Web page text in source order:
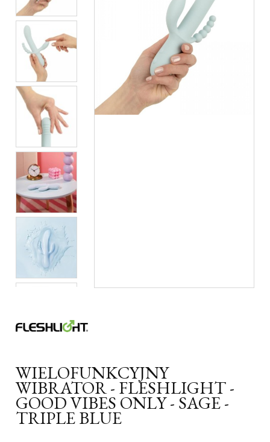
WIELOFUNKCYJNY
WIBRATOR - FLESHLIGHT -
GOOD VIBES ONLY - SAGE -
TRIPLE BLUE